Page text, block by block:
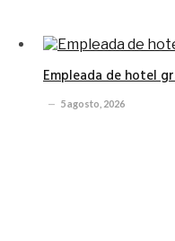
Empleada de hotel
5 agosto, 2026